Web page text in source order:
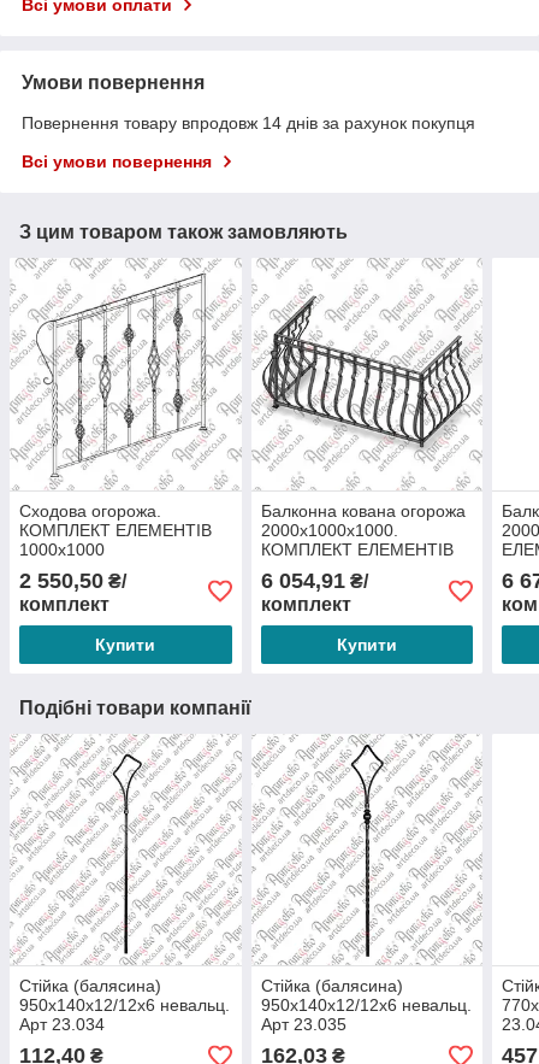
Всі умови оплати
Умови повернення
Повернення товару впродовж 14 днів за рахунок покупця
Всі умови повернення
З цим товаром також замовляють
Сходова огорожа.
КОМПЛЕКТ ЕЛЕМЕНТІВ
1000х1000
2 550,50 ₴/
комплект
Купити
Балконна кована огорожа
2000х1000х1000.
КОМПЛЕКТ ЕЛЕМЕНТІВ
6 054,91₴/
комплект
Купити
6
Подібні товари компанії
Стійка (балясина)
950х140х12/12х6 невальц.
Арт 23.034
112,40 ₴
Стійка (балясина)
950х140х12/12х6 невальц.
Арт 23.035
162,03₴